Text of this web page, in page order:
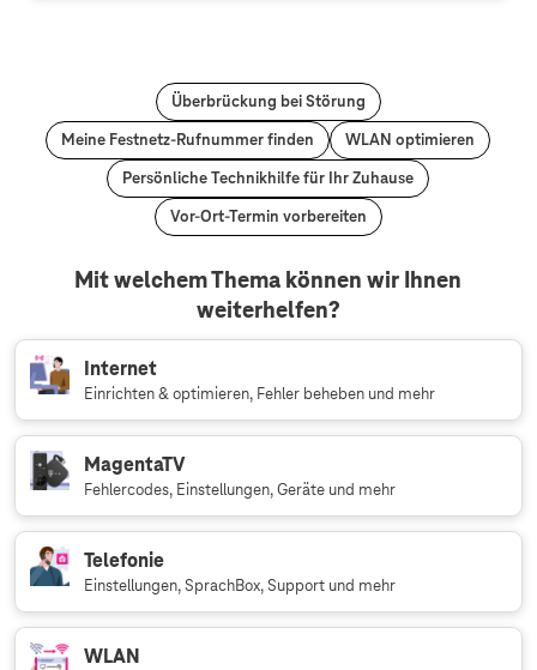
Überbrückung bei Störung
Meine Festnetz-Rufnummer finden
WLAN optimieren
Persönliche Technikhilfe für Ihr Zuhause
Vor-Ort-Termin vorbereiten
Mit welchem Thema können wir Ihnen
weiterhelfen?
Internet
Einrichten & optimieren, Fehler beheben und mehr
MagentaTV
Fehlercodes, Einstellungen, Geräte und mehr
Telefonie
Einstellungen, SprachBox, Support und mehr
WLAN